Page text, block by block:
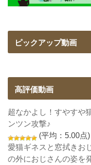
ピックアップ動画
高評価動画
超なかよし！すやすや
ンツン攻撃♪
(平均：5.00点)
愛猫ギネスと窓拭きお
の外におじさんの姿を